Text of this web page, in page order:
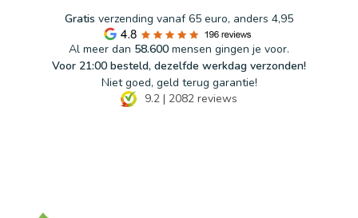
Gratis verzending vanaf 65 euro, anders 4,95
Al meer dan 58.600 mensen gingen je voor.
Voor 21:00 besteld, dezelfde werkdag verzonden!
Niet goed, geld terug garantie!
9.2 | 2082 reviews